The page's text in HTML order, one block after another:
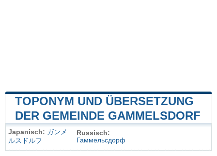
TOPONYM UND ÜBERSETZUNG
DER GEMEINDE GAMMELSDORF
Japanisch: ガンメ
ルスドルフ
Russisch:
Гаммельсдорф